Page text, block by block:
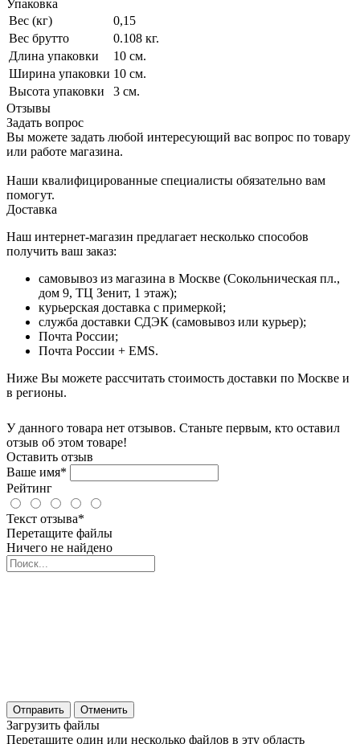
Упаковка
Вес (кг)
0,15
Вес брутто
0.108 кг.
Длина упаковки
10 см.
Ширина упаковки 10 см.
Высота упаковки
3 см.
Отзывы
Задать вопрос
Вы можете задать любой интересующий вас вопрос по товару
или работе магазина.
Наши квалифицированные специалисты обязательно вам
помогут.
Доставка
Наш интернет-магазин предлагает несколько способов
получить ваш заказ:
самовывоз из магазина в Москве (Сокольническая пл.,
дом 9, ТЦ Зенит, 1 этаж);
курьерская доставка с примеркой;
служба доставки СДЭК (самовывоз или курьер);
Почта России;
Почта России + EMS.
Ниже Вы можете рассчитать стоимость доставки по Москве и
в регионы.
У данного товара нет отзывов. Станьте первым, кто оставил
отзыв об этом товаре!
Оставить отзыв
Ваше имя*
Рейтинг
Текст отзыва*
Перетащите файлы
Ничего не найдено
Отправить Отменить
Загрузить файлы
Перетащите один или несколько файлов в эту область